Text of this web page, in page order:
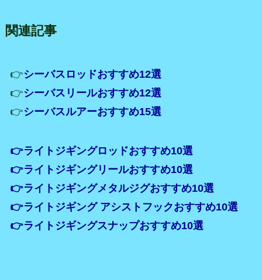
関連記事
👉シーバスロッドおすすめ12選
👉シーバスリールおすすめ12選
👉シーバスルアーおすすめ15選
👉ライトジギングロッドおすすめ10選
👉ライトジギングリールおすすめ10選
👉ライトジギングメタルジグおすすめ10選
👉ライトジギング アシストフックおすすめ10選
👉ライトジギングスナップおすすめ10選